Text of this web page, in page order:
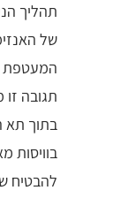
תהליך
של
המעטפת
תגובה זו
בתוך תא
בוויסות
להבטיח